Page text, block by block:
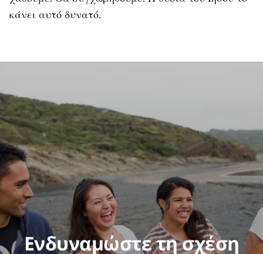
κάνει αυτό δυνατό.
Ενδυναμώστε τη σχέση